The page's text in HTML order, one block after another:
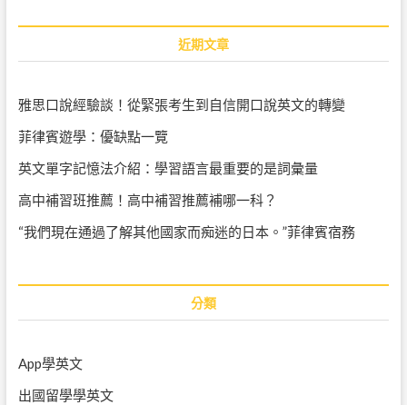
s
r
h
近期文章
雅思口說經驗談！從緊張考生到自信開口說英文的轉變
菲律賓遊學：優缺點一覽
英文單字記憶法介紹：學習語言最重要的是詞彙量
高中補習班推薦！高中補習推薦補哪一科？
“我們現在通過了解其他國家而痴迷的日本。”菲律賓宿務
分類
App學英文
出國留學學英文